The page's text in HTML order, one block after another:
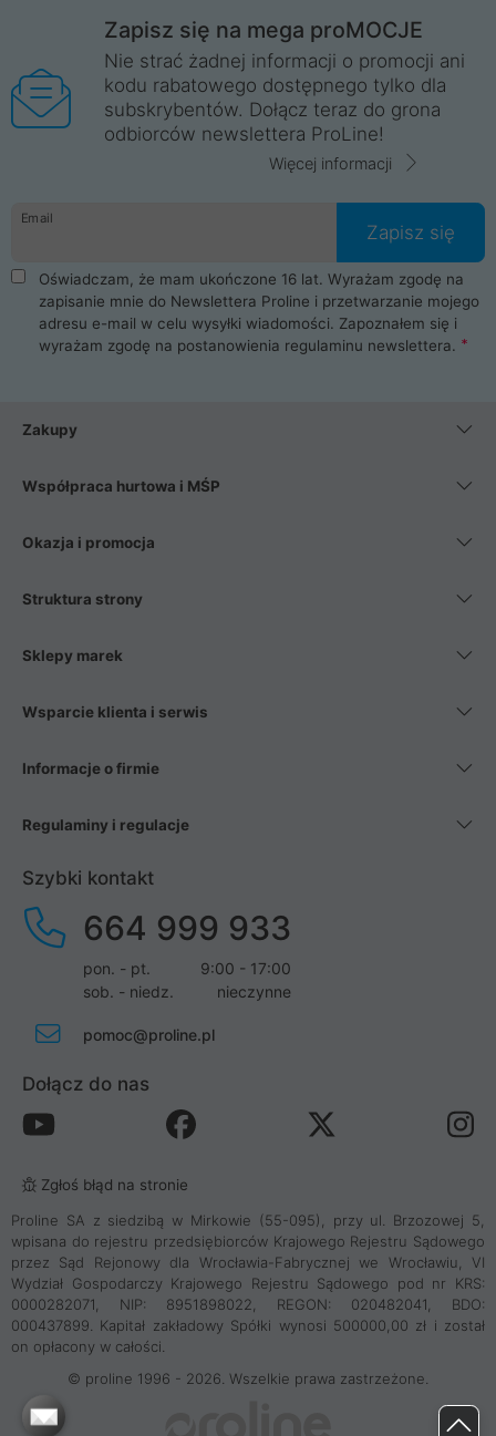
Zapisz się na mega proMOCJE
Nie strać żadnej informacji o promocji ani
kodu rabatowego dostępnego tylko dla
subskrybentów. Dołącz teraz do grona
odbiorców newslettera ProLine!
Więcej informacji
Email
Zapisz się
Oświadczam, że mam ukończone 16 lat. Wyrażam zgodę na
zapisanie mnie do Newslettera Proline i przetwarzanie mojego
adresu e-mail w celu wysyłki wiadomości. Zapoznałem się i
wyrażam zgodę na postanowienia regulaminu newslettera.
Zakupy
Współpraca hurtowa i MŚP
Okazja i promocja
Struktura strony
Sklepy marek
Wsparcie klienta i serwis
Informacje o firmie
Regulaminy i regulacje
Szybki kontakt
664 999 933
pon. - pt.
9:00 - 17:00
sob. - niedz.
nieczynne
pomoc@proline.pl
Dołącz do nas
Zgłoś błąd na stronie
Proline SA z siedzibą w Mirkowie (55-095), przy ul. Brzozowej 5,
wpisana do rejestru przedsiębiorców Krajowego Rejestru Sądowego
przez Sąd Rejonowy dla Wrocławia-Fabrycznej we Wrocławiu, VI
Wydział Gospodarczy Krajowego Rejestru Sądowego pod nr KRS:
0000282071, NIP: 8951898022, REGON: 020482041, BDO:
000437899. Kapitał zakładowy Spółki wynosi 500000,00 zł i został
on opłacony w całości.
© proline 1996 - 2026. Wszelkie prawa zastrzeżone.